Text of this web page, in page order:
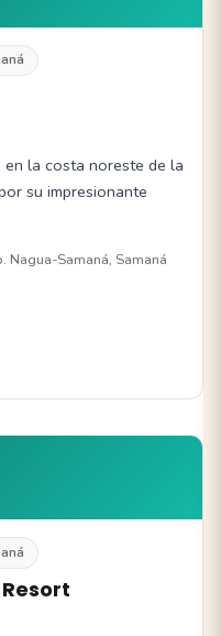
en la costa noreste de la
su impresionante
Samaná, Samaná